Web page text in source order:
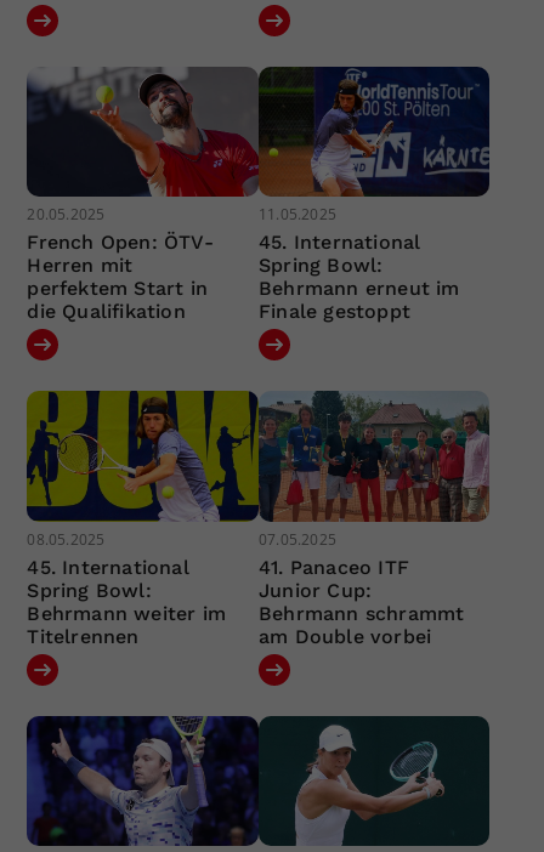
20.05.2025
French Open: ÖTV-
Herren mit
perfektem Start in
die Qualifikation
11.05.2025
45. International
Spring Bowl:
Behrmann erneut im
Finale gestoppt
08.05.2025
45. International
Spring Bowl:
Behrmann weiter im
Titelrennen
07.05.2025
41. Panaceo ITF
Junior Cup:
Behrmann schrammt
am Double vorbei